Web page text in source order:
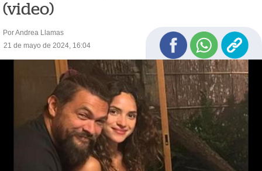
(video)
Por Andrea Llamas
21 de mayo de 2024, 16:04